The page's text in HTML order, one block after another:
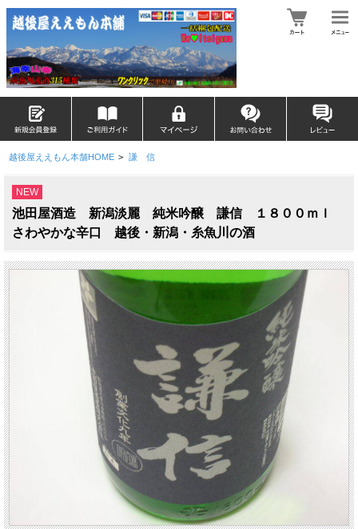
越後屋ええもん本舗HOME > 謙 信
NEW
池田屋酒造 新潟淡麗 純米吟醸 謙信 １８００ｍｌ
さわやかな辛口 越後・新潟・糸魚川の酒